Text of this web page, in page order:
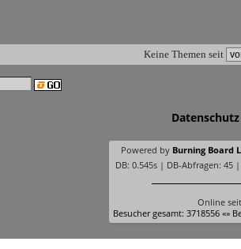
Keine Themen seit
Datenschutz
Powered by Burning Board
DB: 0.545s | DB-Abfragen: 45
Online
Besucher gesamt: 3718556 «»